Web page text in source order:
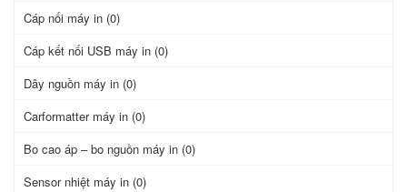
Cáp nối máy in (0)
Cáp kết nối USB máy in (0)
Dây nguồn máy in (0)
Carformatter máy in (0)
Bo cao áp – bo nguồn máy in (0)
Sensor nhiệt máy in (0)